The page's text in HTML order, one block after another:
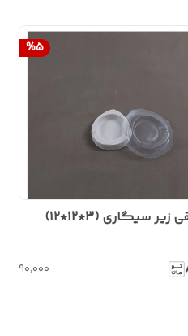
%5
سیگاری (3*12*12)
۹۰٬۰۰۰